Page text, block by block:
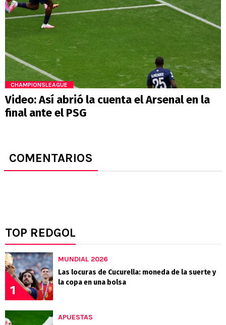
CHAMPIONSLEAGUE
Video: Así abrió la cuenta el Arsenal en la
final ante el PSG
COMENTARIOS
TOP REDGOL
1
MUNDIAL 2026
Las locuras de Cucurella: moneda de la suerte y
la copa en una bolsa
APUESTAS